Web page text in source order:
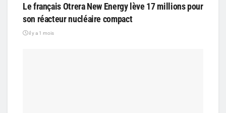
Le français Otrera New Energy lève 17 millions pour
son réacteur nucléaire compact
il y a 1 mois